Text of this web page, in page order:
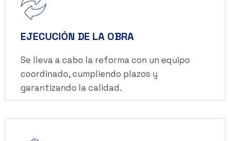
EJECUCIÓN DE LA OBRA
Se lleva a cabo la reforma con un equipo
coordinado, cumpliendo plazos y
garantizando la calidad.